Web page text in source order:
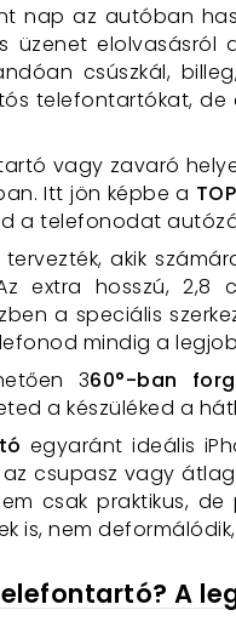
nap az autóban
üzenet
csúszkál,
telefontartókat,
vagy zavaró
Itt jön képbe a
telefonodat
akik
extra hosszú,
a speciális
mindig a
360°-ban
a készüléked a
egyaránt ideális
csupasz vagy
csak praktikus,
is, nem
A